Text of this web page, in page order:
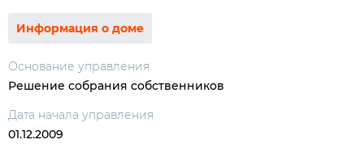
Информация о доме
Основание управления
Решение собрания собственников
Дата начала управления
01.12.2009